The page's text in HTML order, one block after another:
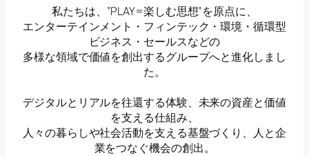
私たちは、”PLAY=楽しむ思想”を原点に、
エンターテインメント・フィンテック・環境・循環型
ビジネス・セールスなどの
多様な領域で価値を創出するグループへと進化しまし
た。
デジタルとリアルを往還する体験、未来の資産と価値
を支える仕組み、
人々の暮らしや社会活動を支える基盤づくり、人と企
業をつなぐ機会の創出。